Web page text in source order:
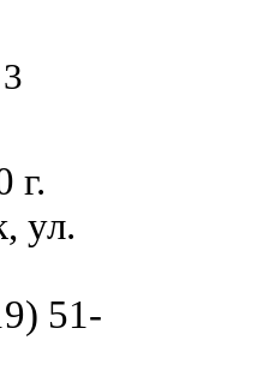
г.
ул.
51-